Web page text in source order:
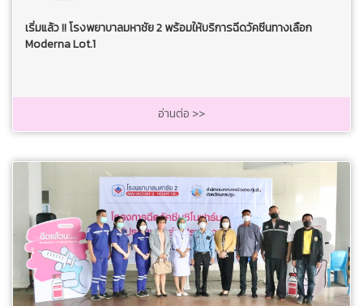
เริ่มแล้ว !! โรงพยาบาลมหาชัย 2 พร้อมให้บริการฉีดวัคซีนทางเลือก
Moderna Lot.1
อ่านต่อ >>